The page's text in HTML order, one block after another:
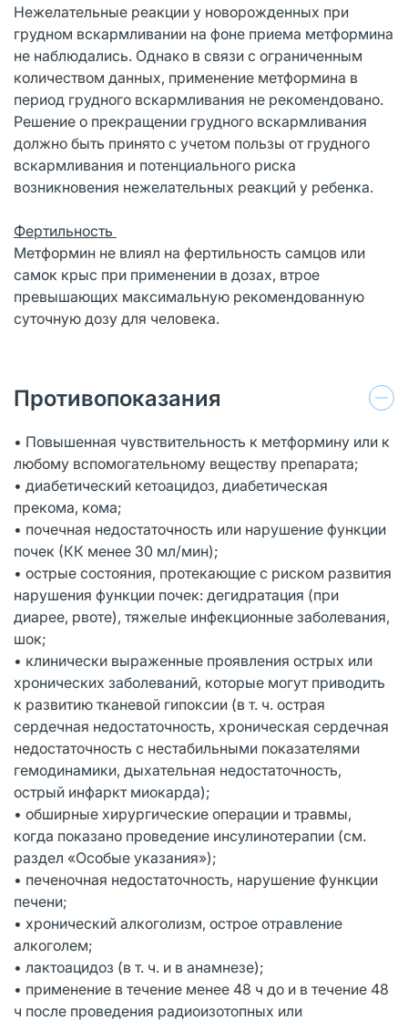
Нежелательные реакции у новорожденных при
грудном вскармливании на фоне приема метформина
не наблюдались. Однако в связи с ограниченным
количеством данных, применение метформина в
период грудного вскармливания не рекомендовано.
Решение о прекращении грудного вскармливания
должно быть принято с учетом пользы от грудного
вскармливания и потенциального риска
возникновения нежелательных реакций у ребенка.
Фертильность
Метформин не влиял на фертильность самцов или
самок крыс при применении в дозах, втрое
превышающих максимальную рекомендованную
суточную дозу для человека.
Противопоказания
• Повышенная чувствительность к метформину или к
любому вспомогательному веществу препарата;
• диабетический кетоацидоз, диабетическая
прекома, кома;
• почечная недостаточность или нарушение функции
почек (КК менее 30 мл/мин);
• острые состояния, протекающие с риском развития
нарушения функции почек: дегидратация (при
диарее, рвоте), тяжелые инфекционные заболевания,
шок;
• клинически выраженные проявления острых или
хронических заболеваний, которые могут приводить
к развитию тканевой гипоксии (в т. ч. острая
сердечная недостаточность, хроническая сердечная
недостаточность с нестабильными показателями
гемодинамики, дыхательная недостаточность,
острый инфаркт миокарда);
• обширные хирургические операции и травмы,
когда показано проведение инсулинотерапии (см.
раздел «Особые указания»);
• печеночная недостаточность, нарушение функции
печени;
• хронический алкоголизм, острое отравление
алкоголем;
• лактоацидоз (в т. ч. и в анамнезе);
• применение в течение менее 48 ч до и в течение 48
ч после проведения радиоизотопных или